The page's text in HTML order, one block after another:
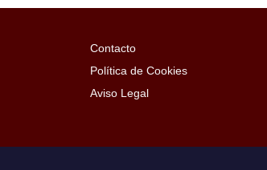
Contacto
Política de Cookies
Aviso Legal